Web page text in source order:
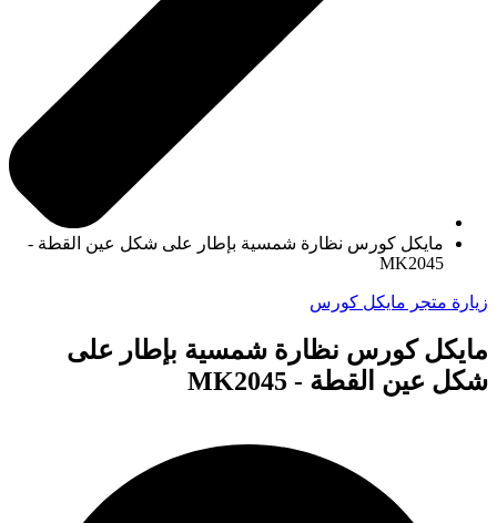
مايكل كورس نظارة شمسية بإطار على شكل عين القطة -
MK2045
زيارة متجر مايكل كورس
مايكل كورس نظارة شمسية بإطار على
شكل عين القطة - MK2045